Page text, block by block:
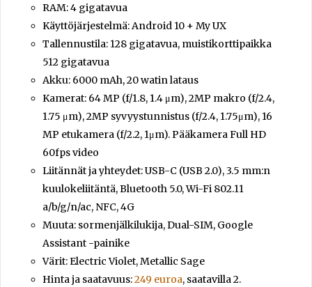
RAM: 4 gigatavua
Käyttöjärjestelmä: Android 10 + My UX
Tallennustila: 128 gigatavua, muistikorttipaikka
512 gigatavua
Akku: 6000 mAh, 20 watin lataus
Kamerat: 64 MP (f/1.8, 1.4 μm), 2MP makro (f/2.4,
1.75 μm), 2MP syvyystunnistus (f/2.4, 1.75μm), 16
MP etukamera (f/2.2, 1μm). Pääkamera Full HD
60fps video
Liitännät ja yhteydet: USB-C (USB 2.0), 3.5 mm:n
kuulokeliitäntä, Bluetooth 5.0, Wi-Fi 802.11
a/b/g/n/ac, NFC, 4G
Muuta: sormenjälkilukija, Dual-SIM, Google
Assistant -painike
Värit: Electric Violet, Metallic Sage
Hinta ja saatavuus:249 euroa, saatavilla 2.